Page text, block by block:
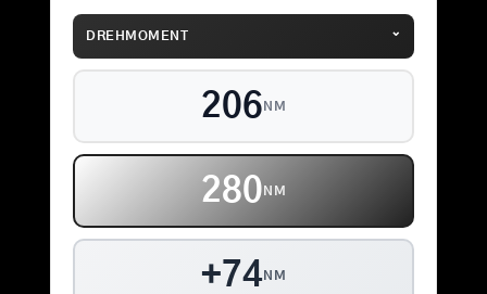
DREHMOMENT ⌄
206 NM
280 NM
+74NM